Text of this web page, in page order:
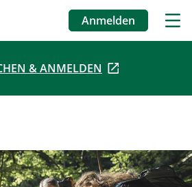
Direkt
Benutzermenü
Anmelden
& ANMELDEN